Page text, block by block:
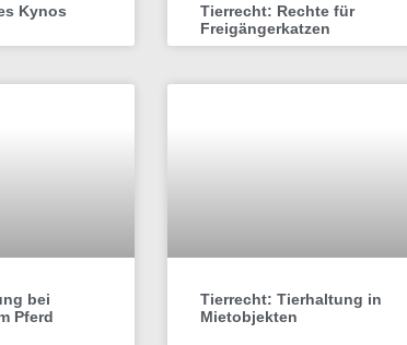
Kynos
Tierrecht: Rechte für
Freigängerkatzen
bei
Pferd
Tierrecht: Tierhaltung in
Mietobjekten